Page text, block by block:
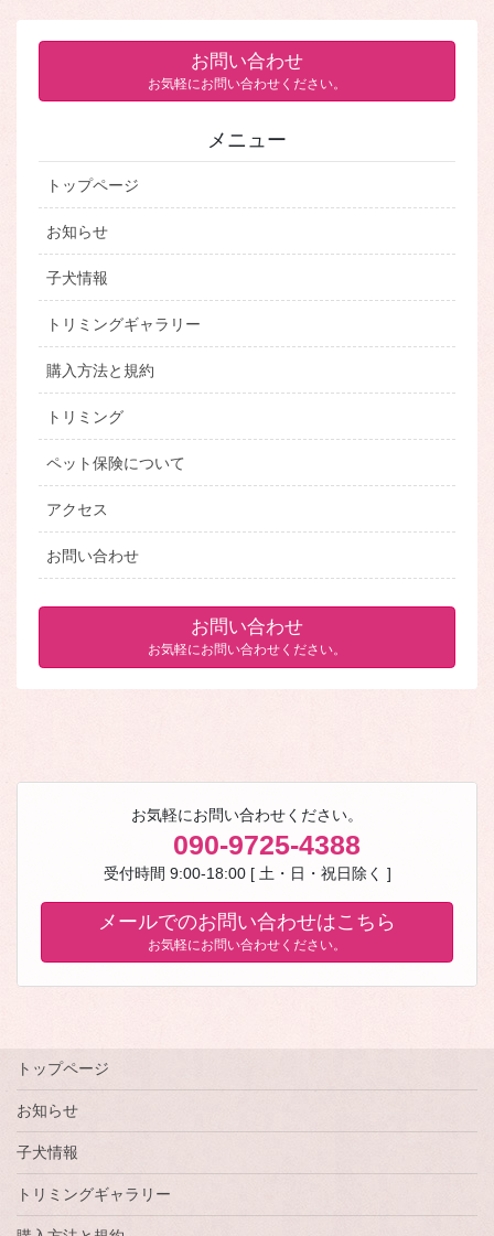
お問い合わせ
お気軽にお問い合わせください。
メニュー
トップページ
お知らせ
子犬情報
トリミングギャラリー
購入方法と規約
トリミング
ペット保険について
アクセス
お問い合わせ
お問い合わせ
お気軽にお問い合わせください。
お気軽にお問い合わせください。
090-9725-4388
受付時間 9:00-18:00 [ 土・日・祝日除く ]
メールでのお問い合わせはこちら
お気軽にお問い合わせください。
トップページ
お知らせ
子犬情報
トリミングギャラリー